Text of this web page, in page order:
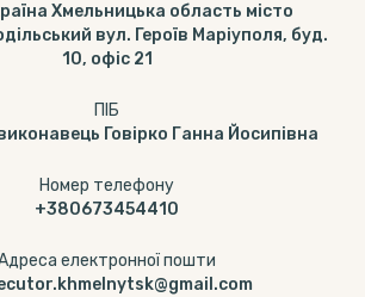
Хмельницька область місто
вул. Героїв Маріуполя, буд.
10, офіс 21
ПІБ
Говірко Ганна Йосипівна
Номер телефону
+380673454410
електронної пошти